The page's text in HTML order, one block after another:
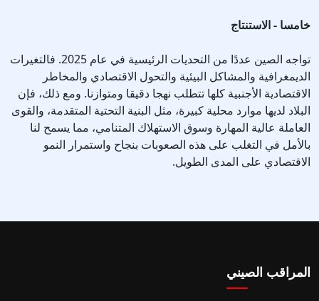
خامسا - الاستنتاج
تواجه الصين عددًا من التحديات الرئيسية في عام 2025. فالتغيرات
الديمغرافية والمشاكل البيئية والتحول الاقتصادي والمخاطر
الاقتصادية الأجنبية كلها تتطلب نهجا دقيقا ومتوازنا. ومع ذلك، فإن
البلاد لديها موارد محلية كبيرة، مثل البنية التحتية المتقدمة، والقوى
العاملة عالية المهارة وسوق الاستهلاك المتنامي، مما يسمح لنا
بالأمل في التغلب على هذه الصعوبات بنجاح واستمرار النمو
الاقتصادي على المدى الطويل.
المراقب الصيني